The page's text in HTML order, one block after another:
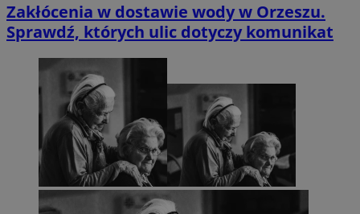
Zakłócenia w dostawie wody w Orzeszu.
Sprawdź, których ulic dotyczy komunikat